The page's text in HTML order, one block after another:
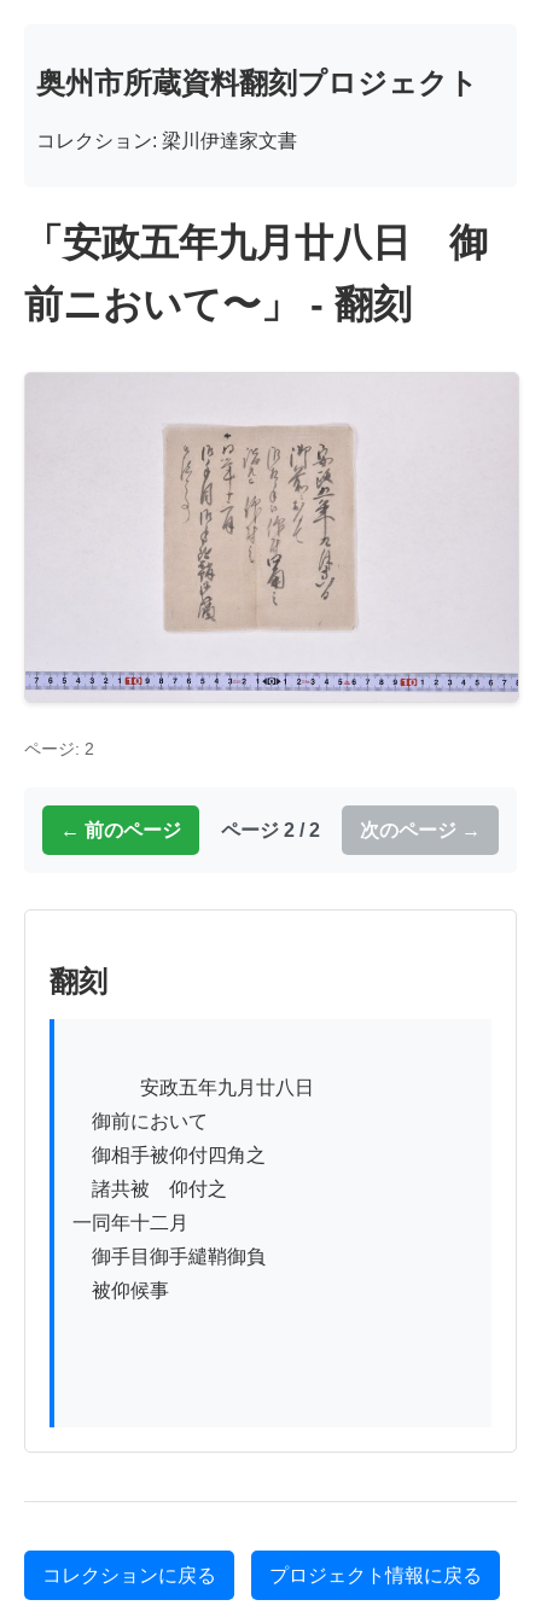
奥州市所蔵資料翻刻プロジェクト
コレクション: 梁川伊達家文書
「安政五年九月廿八日 御
前ニおいて〜」 - 翻刻
ページ: 2
← 前のページ ページ 2 / 2 次のページ →
翻刻
御前において
御相手被仰付四角之
諸共被　仰付之
一同年十二月
御手目御手繾鞘御負
被仰候事
コレクションに戻る プロジェクト情報に戻る